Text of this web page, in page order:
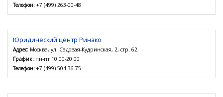
Телефон: +7 (499) 263-00-48
Юридический центр Ринако
Адрес: Москва, ул. Садовая-Кудринская, 2, стр. 62
График: пн-пт 10:00-20:00
Телефон: +7 (499) 504-36-75